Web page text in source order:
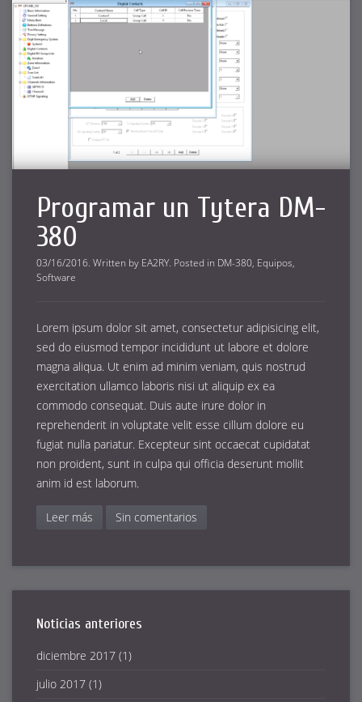
Programar un Tytera DM-
380
03/16/2016. Written by EA2RY. Posted in DM-380, Equipos,
Software
Lorem ipsum dolor sit amet, consectetur adipisicing elit,
sed do eiusmod tempor incididunt ut labore et dolore
magna aliqua. Ut enim ad minim veniam, quis nostrud
exercitation ullamco laboris nisi ut aliquip ex ea
commodo consequat. Duis aute irure dolor in
reprehenderit in voluptate velit esse cillum dolore eu
fugiat nulla pariatur. Excepteur sint occaecat cupidatat
non proident, sunt in culpa qui officia deserunt mollit
anim id est laborum.
Leer más Sin comentarios
Noticias anteriores
diciembre 2017 (1)
julio 2017 (1)